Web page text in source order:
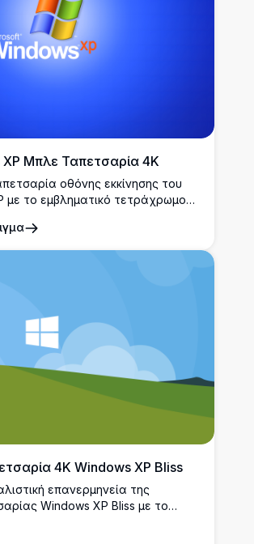
Μπλε Ταπετσαρία 4K
οθόνης εκκίνησης του
με το εμβληματικό τετράχρωμο
νοσταλγικά φόντα επιφάνειας
των ρετρό υπολογιστών.
4K Windows XP Bliss
επανερμηνεία της
Windows XP Bliss με το